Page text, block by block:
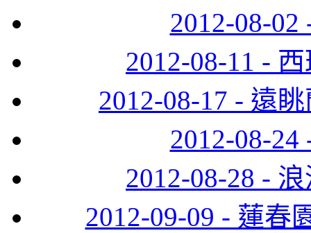
2012-08-
2012-08-11 -
2012-08-17 - 遠
2012-08-
2012-08-28 -
2012-09-09 - 蓮春